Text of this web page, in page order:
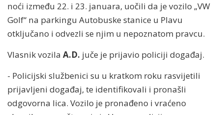
noći između 22. i 23. januara, uočili da je vozilo „VW
Golf“ na parkingu Autobuske stanice u Plavu
otključano i odvezli se njim u nepoznatom pravcu.
Vlasnik vozila A.D. juče je prijavio policiji događaj.
- Policijski službenici su u kratkom roku rasvijetili
prijavljeni događaj, te identifikovali i pronašli
odgovorna lica. Vozilo je pronađeno i vraćeno